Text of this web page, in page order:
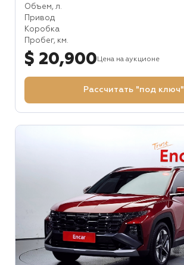
Объем, л.
Привод
Коробка
Пробег, км.
$ 20,900 Цена на аукционе
Рассчитать "под ключ"